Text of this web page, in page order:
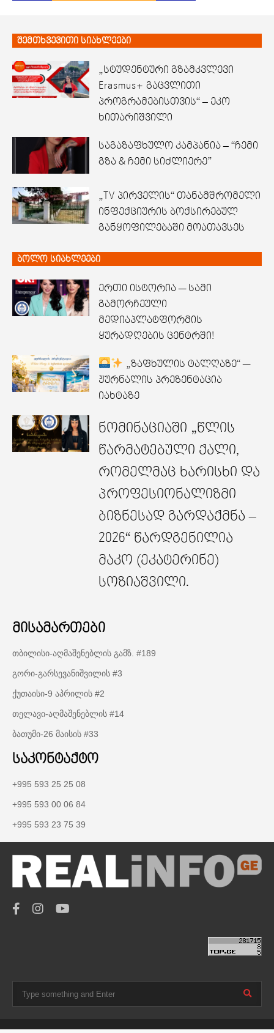
შემთხვევითი სიახლეები
„სტუდენტური გზამკვლევი
Erasmus+ გაცვლითი
პროგრამებისთვის“ – ეკო
ხითარიშვილი
საგაზაფხულო კამპანია – “ჩემი
გზა & ჩემი სიძლიერე”
„TV პირველის“ თანამშრომელი
ინფექციურის ბოქსირებულ
განყოფილებაში მოათავსეს
ბოლო სიახლეები
ერთი ისტორია — სამი
გამორჩეული
მედიაპლატფორმის
ყურადღების ცენტრში!
„ზაფხულის ტალღაზე“ —
ჟურნალის პრეზენტაცია
იახტაზე
ნომინაციაში „წლის
წარმატებული ქალი,
რომელმაც ხარისხი და
პროფესიონალიზმი
ბიზნესად გარდაქმნა –
2026“ წარდგენილია
მაკო (ეკატერინე)
სოზიაშვილი.
მისამართები
თბილისი-აღმაშენებლის გამზ. #189
გორი-გარსევანიშვილის #3
ქუთაისი-9 აპრილის #2
თელავი-აღმაშენებლის #14
ბათუმი-26 მაისის #33
საკონტაქტო
+995 593 25 25 08
+995 593 00 06 84
+995 593 23 75 39